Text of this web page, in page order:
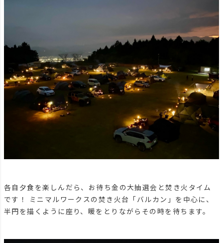
各自夕食を楽しんだら、お待ち金の大抽選会と焚き火タイム
です！ ミニマルワークスの焚き火台「バルカン」を中心に、
半円を描くように座り、暖をとりながらその時を待ちます。